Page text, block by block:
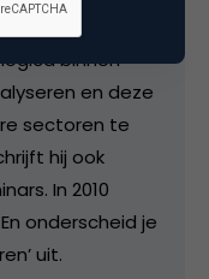
binnen
en deze
sectoren te
hij ook
In 2010
onderscheid je
uit.